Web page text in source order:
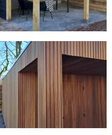
SCHUUR IN PUTTEN